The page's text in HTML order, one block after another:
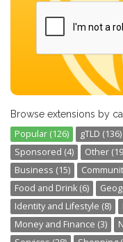
Browse extensions by
Popular (126) gTLD (136)
Sponsored (4)
Other
Business (15)
Food and Drink (6)
Identity and Lifestyle (8)
Money and Finance (3)